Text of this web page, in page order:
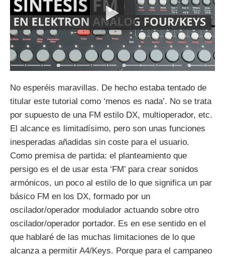
No esperéis maravillas. De hecho estaba tentado de
titular este tutorial como ‘menos es nada’. No se trata
por supuesto de una FM estilo DX, multioperador, etc.
El alcance es limitadísimo, pero son unas funciones
inesperadas añadidas sin coste para el usuario.
Como premisa de partida: el planteamiento que
persigo es el de usar esta ‘FM’ para crear sonidos
armónicos, un poco al estilo de lo que significa un par
básico FM en los DX, formado por un
oscilador/operador modulador actuando sobre otro
oscilador/operador portador. Es en ese sentido en el
que hablaré de las muchas limitaciones de lo que
alcanza a permitir A4/Keys. Porque para el campaneo